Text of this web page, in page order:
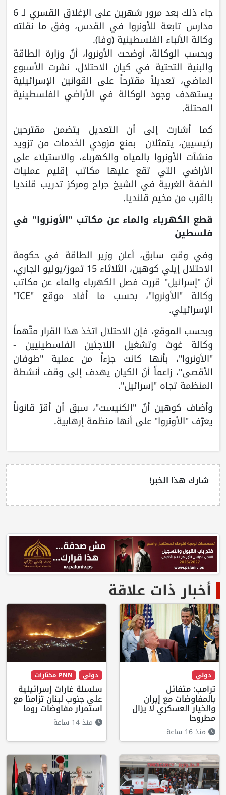
جاء ذلك بعد مرور شهرين على الإغلاق القسري لـ 6
مدارس تابعة للأونروا في القدس، وفق ما نقلته
وكالة الأنباء الفلسطينية (وفا).
وبحسب الوكالة، أوضحت الأونروا، أنّ وزارة الطاقة
والبنية التحتية في كيان الاحتلال، نشرت الأسبوع
الماضي، تعديلاً مقترحاً على القوانين الإسرائيلية
يستهدف وجود الوكالة في الأراضي الفلسطينية
المحتلة.
كما أشارت إلى أن التعديل يتضمن مقترحين
رئيسيين، يتمثلان بمنع مزودي الخدمات من تزويد
منشآت الأونروا بالمياه والكهرباء، والاستيلاء على
الأراضي التي تقع عليها مكاتب إقليم عمليات
الضفة الغربية في الشيخ جراح ومركز تدريب قلنديا
بالقرب من مخيم قلنديا.
قطع الكهرباء والماء عن مكاتب "الأونروا" في
فلسطين
وفي وقتٍ سابق، أعلن وزير الطاقة في حكومة
الاحتلال إيلي كوهين، الثلاثاء 15 تموز/يوليو الجاري،
أنّ "إسرائيل" قررت فصل الكهرباء والماء عن مكاتب
وكالة "الأونروا"، بحسب ما أفاد موقع "ICE"
الإسرائيلي.
وبحسب الموقع، فإن الاحتلال اتخذ هذا القرار متّهماً
وكالة غوث وتشغيل اللاجئين الفلسطينيين -
"الأونروا"، بأنها كانت جزءاً من عملية "طوفان
الأقصى"، زاعماً أنّ الكيان يهدف إلى وقف أنشطة
المنظمة تجاه "إسرائيل".
وأضاف كوهين أنّ "الكنيست"، سبق أن أقرّ قانوناً
يعرّف "الأونروا" على أنها منظمة إرهابية.
شارك هذا الخبر!
أخبار ذات علاقة
دولي
ترامب: متفائل
بالمفاوضات مع إيران
والخيار العسكري لا يزال
مطروحا
منذ 16 ساعة
دولي PNN مختارات
سلسلة غارات إسرائيلية
على جنوب لبنان تزامنا مع
استمرار مفاوضات روما
منذ 14 ساعة